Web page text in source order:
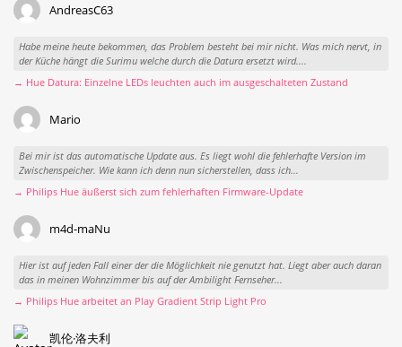
AndreasC63
Habe meine heute bekommen, das Problem besteht bei mir nicht. Was mich nervt, in
der Küche hängt die Surimu welche durch die Datura ersetzt wird....
→ Hue Datura: Einzelne LEDs leuchten auch im ausgeschalteten Zustand
Mario
Bei mir ist das automatische Update aus. Es liegt wohl die fehlerhafte Version im
Zwischenspeicher. Wie kann ich denn nun sicherstellen, dass ich...
→ Philips Hue äußerst sich zum fehlerhaften Firmware-Update
m4d-maNu
Hier ist auf jeden Fall einer der die Möglichkeit nie genutzt hat. Liegt aber auch daran
das in meinen Wohnzimmer bis auf der Ambilight Fernseher...
→ Philips Hue arbeitet an Play Gradient Strip Light Pro
凯伦·洛夫利